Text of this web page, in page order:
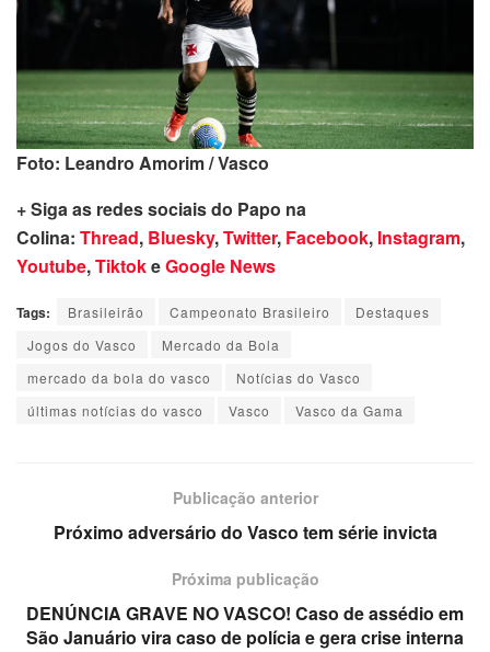
Foto: Leandro Amorim / Vasco
+ Siga as redes sociais do Papo na
Colina: Thread, Bluesky,Twitter, Facebook, Instagram,
Youtube,TiktokeGoogle News
Tags: Brasileirão Campeonato Brasileiro
Destaques
Jogos do Vasco
Mercado da Bola
mercado da bola do vasco
Notícias do Vasco
últimas notícias do vasco
Vasco Vasco da Gama
Publicação anterior
Próximo adversário do Vasco tem série invicta
Próxima publicação
DENÚNCIA GRAVE NO VASCO! Caso de assédio em
São Januário vira caso de polícia e gera crise interna